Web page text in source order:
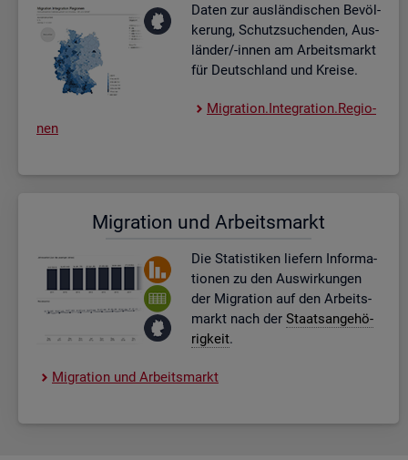
Daten zur aus­län­di­schen Be­völ­
ke­rung, Schutz­su­chen­den, Aus­
län­der/-innen am Ar­beits­markt
für Deutsch­land und Krei­se.
Mi­gra­ti­on.In­te­gra­ti­on.Re­gio­
nen
Mi­gra­ti­on und Ar­beits­markt
Die Sta­tis­ti­ken lie­fern In­for­ma­
tio­nen zu den Aus­wir­kun­gen
der Mi­gra­ti­on auf den Ar­beits­
markt nach der Staats­an­ge­hö­
rig­keit.
Mi­gra­ti­on und Ar­beits­markt